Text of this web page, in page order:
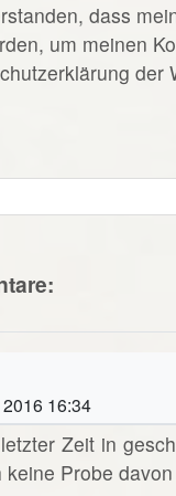
dass
um meinen
der
16:34
Zeit in
Probe